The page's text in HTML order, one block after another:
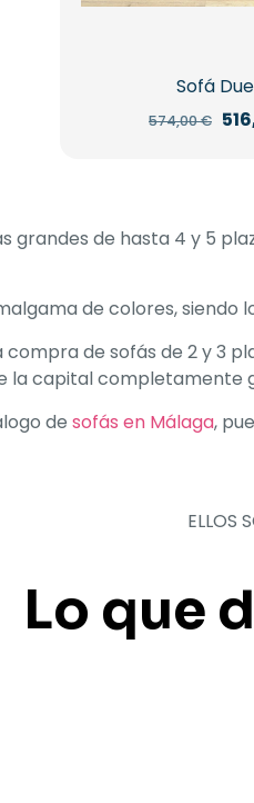
de
Sofá
574,00€ El
grandes de hasta 4 y 5
de colores, siendo
compra de sofás de 2 y 3
la capital completamente
de sofás en Málaga,
ELLOS
Lo que